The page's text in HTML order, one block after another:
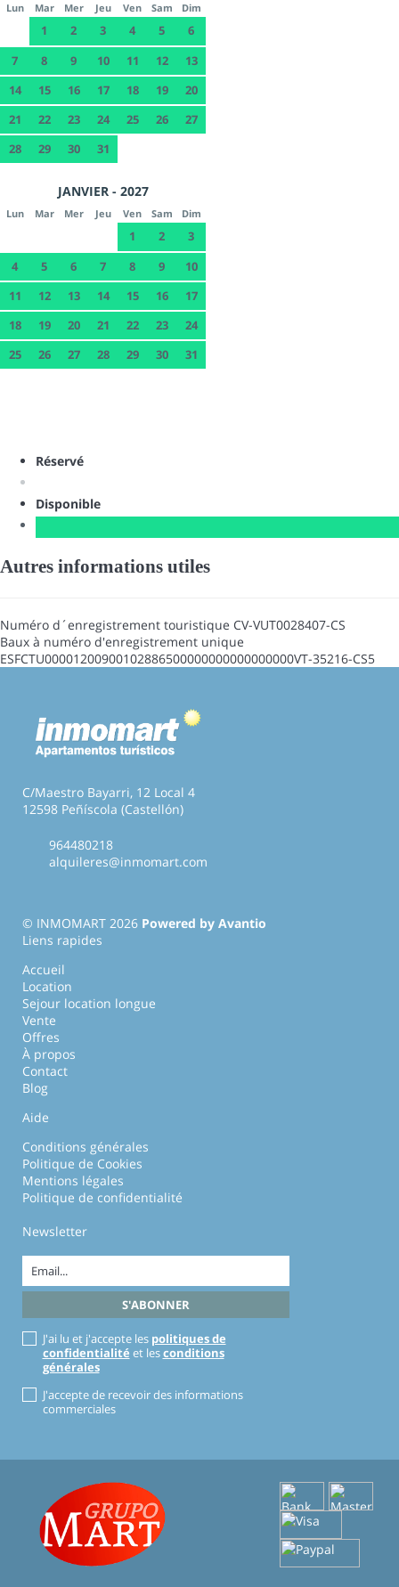
Lun Mar Mer Jeu Ven Sam Dim
1 2 3 4 5
6
7
8 9 10 11 12
13
14
15 16 17 18 19
20
21
22 23 24 25 26
27
28
29 30 31
JANVIER - 2027
Lun Mar Mer Jeu Ven Sam Dim
1 2
3
4
5 6 7 8 9
10
11
12 13 14 15 16
17
18
19 20 21 22 23
24
25
26 27 28 29 30 31
Réservé
Disponible
Autres informations utiles
Numéro d´enregistrement touristique CV-VUT0028407-CS
Baux à numéro d'enregistrement unique
ESFCTU00001200900102886500000000000000000VT-35216-CS5
C/Maestro Bayarri, 12 Local 4
12598 Peñíscola (Castellón)
964480218
alquileres@inmomart.com
© INMOMART 2026 Powered by Avantio
Liens rapides
Accueil
Location
Sejour location longue
Vente
Offres
À propos
Contact
Blog
Aide
Conditions générales
Politique de Cookies
Mentions légales
Politique de confidentialité
Newsletter
J'ai lu et j'accepte les politiques de
confidentialité et lesconditions
générales
J'accepte de recevoir des informations
commerciales